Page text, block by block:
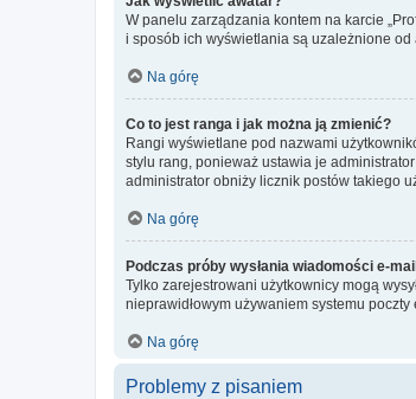
W panelu zarządzania kontem na karcie
i sposób ich wyświetlania są uzależnione
Na górę
Co to jest ranga i jak można ją zmienić?
Rangi wyświetlane pod nazwami
stylu rang, ponieważ ustawia je
administrator obniży licznik postów takiego
Na górę
Podczas próby wysłania wiadomości e-
Tylko zarejestrowani użytkownicy mogą
nieprawidłowym używaniem systemu
Na górę
Problemy z pisaniem